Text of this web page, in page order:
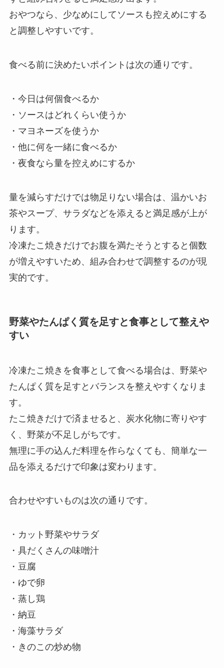
おやつなら、少なめにしてソースも控えめにする
と調整しやすいです。
食べる前に決めたいポイントは次の通りです。
・今日は何個食べるか
・ソースはどれくらい使うか
・マヨネーズを使うか
・他に何を一緒に食べるか
・夜食なら量を控えめにするか
量を減らすだけでは物足りない場合は、温かいお
茶やスープ、サラダなどを添えると満足感が上が
ります。
冷凍たこ焼きだけでお腹を満たそうとすると個数
が増えやすいため、組み合わせで調整するのが現
実的です。
野菜やたんぱく質を足すと食事として整えや
すい
冷凍たこ焼きを食事として食べる場合は、野菜や
たんぱく質を足すとバランスを整えやすくなりま
す。
たこ焼きだけで済ませると、炭水化物に寄りやす
く、野菜が不足しがちです。
無理に手の込んだ料理を作らなくても、簡単な一
品を添えるだけで印象は変わります。
合わせやすいものは次の通りです。
・カット野菜やサラダ
・具だくさんの味噌汁
・豆腐
・ゆで卵
・蒸し鶏
・納豆
・海藻サラダ
・きのこの炒め物